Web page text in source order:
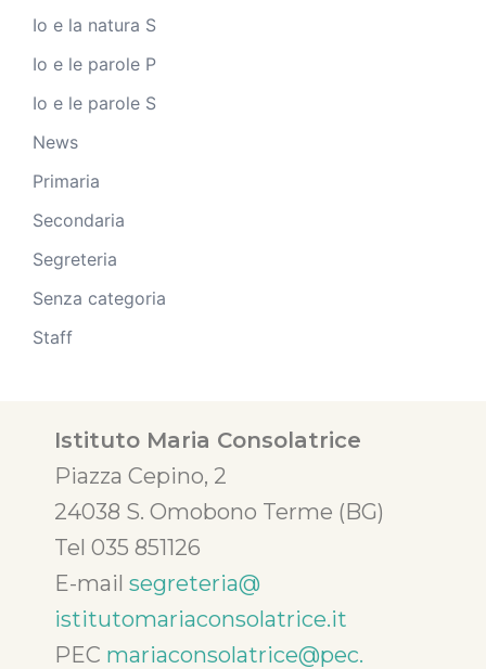
Io e la natura S
Io e le parole P
Io e le parole S
News
Primaria
Secondaria
Segreteria
Senza categoria
Staff
Istituto Maria Consolatrice
Piazza Cepino, 2
24038 S. Omobono Terme (BG)
Tel 035 851126
E-mail segreteria@
istitutomariaconsolatrice.it
PEC mariaconsolatrice@pec.